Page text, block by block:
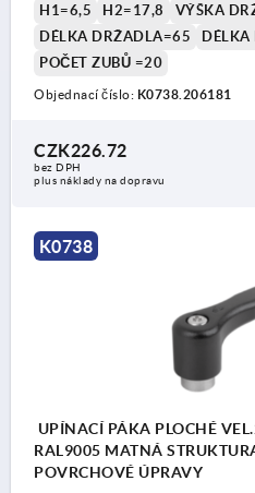
H1=6,5
H2=17,8 VÝŠKA
DÉLKA DRŽADLA=65
POČET ZUBŮ =20
Objednací číslo: K0738.206181
CZK226.72
bez DPH
plus náklady na dopravu
K0738
UPÍNACÍ PÁKA PLOCHÉ
RAL9005 MATNÁ
POVRCHOVÉ ÚPRAVY